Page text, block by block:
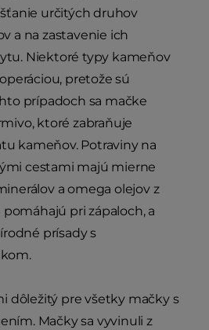
určitých druhov
a na zastavenie ich
Niektoré typy kameňov
pretože sú
prípadoch sa mačke
ktoré zabraňuje
kameňov. Potraviny na
cestami majú mierne
a omega olejov z
pri zápaloch, a
prísady s
dôležitý pre všetky mačky s
Mačky sa vyvinuli z